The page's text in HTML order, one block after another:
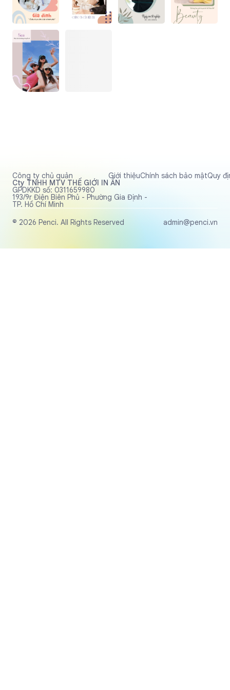
Công ty chủ quản
Cty TNHH MTV THẾ GIỚI IN ẤN
GPDKKD số: 0311659980
193/9r Điện Biên Phủ - Phường Gia Định -
TP. Hồ Chí Minh
Giới thiệuChính sách bảo mậtQuy
© 2026 Penci. All Rights Reserved admin@penci.vn